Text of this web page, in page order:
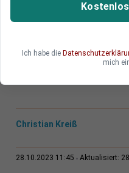
Wir erleben eine
– mit bedrohlichen
die Verblödung der
Christian Kreiß
28.10.2023 11:45 Aktualisiert:
Ich habe die
mich